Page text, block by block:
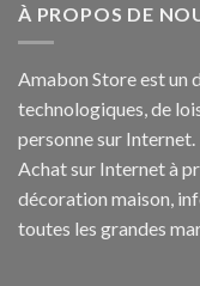
À PROPOS DE
Amabon Store est un
technologiques, de
personne sur Internet.
Achat sur Internet à
décoration maison,
toutes les grandes